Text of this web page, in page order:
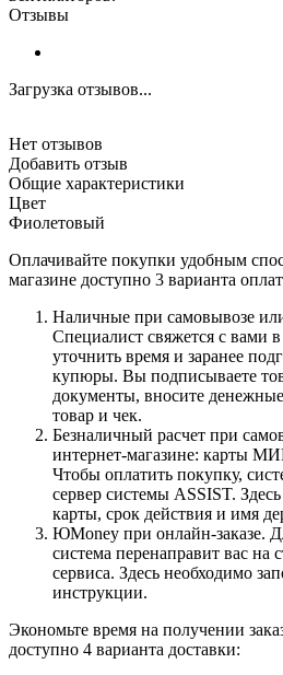
Отзывы
Загрузка отзывов...
Нет отзывов
Добавить отзыв
Общие характеристики
Цвет
Фиолетовый
Оплачивайте покупки удобным
магазине доступно 3 варианта
Наличные при самовывозе
Специалист свяжется с вами
уточнить время и заранее
купюры. Вы подписываете
документы, вносите денежные
товар и чек.
Безналичный расчет при
интернет-магазине: карты
Чтобы оплатить покупку,
сервер системы ASSIST.
карты, срок действия и имя
ЮMoney при онлайн-заказе.
система перенаправит вас на
сервиса. Здесь необходимо
инструкции.
Экономьте время на получении
доступно 4 варианта доставки: